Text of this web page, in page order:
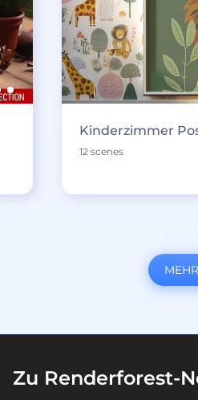
Kinderzimmer
12 scenes
Zu Renderforest-